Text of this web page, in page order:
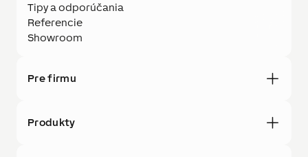
Tipy a odporúčania
Referencie
Showroom
Pre firmu
Produkty